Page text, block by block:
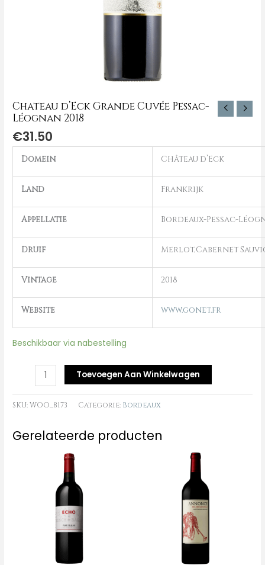
Chateau d’Eck Grande Cuvée Pessac-
Léognan 2018
€31.50
Domein Château d’Eck
Land Frankrijk
Appellatie Bordeaux-Pessac-
Druif Merlot,Cabernet
Vintage 2018
Website www.gonet.fr
Beschikbaar via nabestelling
Toevoegen Aan Winkelwagen
SKU:WOO_8173 Categorie: Bordeaux
Gerelateerde producten